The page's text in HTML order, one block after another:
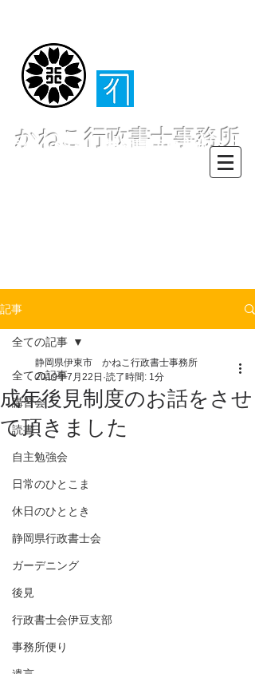
かねこ行政書士事務所
〒413-0234 静岡県伊東市池６２
記事
全ての記事
講習会
読書
自主勉強会
日常のひとこま
休日のひととき
静岡県行政書士会
ガーデニング
後見
行政書士会伊豆支部
事務所便り
全ての記事
成年後見制度のお話をさせ
て頂きました
静岡県伊東市 かねこ行政書士事務所
2019年7月22日 読了時間: 1分